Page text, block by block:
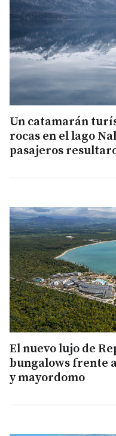
Un catamarán
rocas en el lago
pasajeros
El nuevo lujo de
bungalows frente
y mayordomo